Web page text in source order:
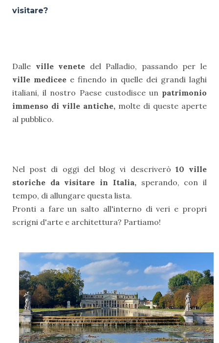
visitare?
Dalle ville venete del Palladio, passando per le
ville medicee e finendo in quelle dei grandi laghi
italiani, il nostro Paese custodisce un patrimonio
immenso di ville antiche, molte di queste aperte
al pubblico.
Nel post di oggi del blog vi descriverò 10 ville
storiche da visitare in Italia, sperando, con il
tempo, di allungare questa lista.
Pronti a fare un salto all'interno di veri e propri
scrigni d'arte e architettura? Partiamo!